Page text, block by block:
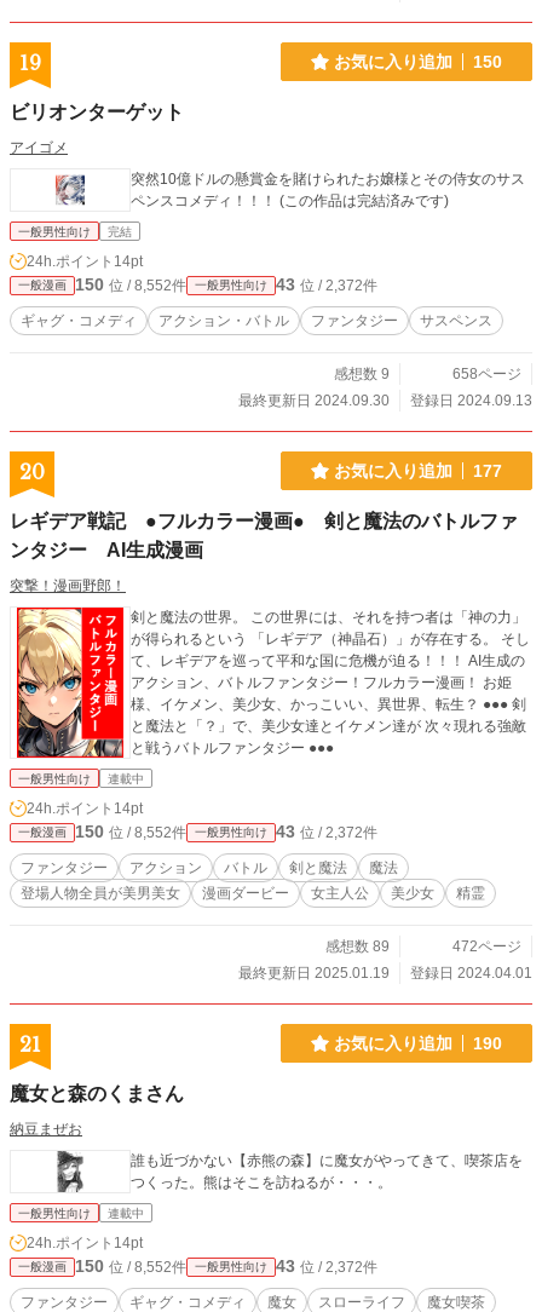
19 お気に入り追加 150
ビリオンターゲット
アイゴメ
突然10億ドルの懸賞金を賭けられたお嬢様とその侍女のサス
ペンスコメディ！！！ (この作品は完結済みです)
一般男性向け 完結
24h.ポイント 14pt
一般漫画 150 位 / 8,552件 一般男性向け 43 位 / 2,372件
ギャグ・コメディ アクション・バトル ファンタジー サスペンス
感想数 9
658ページ
最終更新日 2024.09.30
登録日 2024.09.13
20 お気に入り追加 177
レギデア戦記 ●フルカラー漫画● 剣と魔法のバトルファ
ンタジー AI生成漫画
突撃！漫画野郎！
剣と魔法の世界。 この世界には、それを持つ者は「神の力」
が得られるという 「レギデア（神晶石）」が存在する。 そし
て、レギデアを巡って平和な国に危機が迫る！！！ AI生成の
アクション、バトルファンタジー！フルカラー漫画！ お姫
様、イケメン、美少女、かっこいい、異世界、転生？ ●●● 剣
と魔法と「？」で、美少女達とイケメン達が 次々現れる強敵
と戦うバトルファンタジー ●●●
一般男性向け 連載中
24h.ポイント 14pt
一般漫画 150 位 / 8,552件 一般男性向け 43 位 / 2,372件
ファンタジー アクション バトル 剣と魔法
魔法
登場人物全員が美男美女
漫画ダービー 女主人公 美少女 精霊
感想数 89
472ページ
最終更新日 2025.01.19
登録日 2024.04.01
21 お気に入り追加 190
魔女と森のくまさん
納豆まぜお
誰も近づかない【赤熊の森】に魔女がやってきて、喫茶店を
つくった。熊はそこを訪ねるが・・・。
一般男性向け 連載中
24h.ポイント 14pt
一般漫画 150 位 / 8,552件 一般男性向け 43 位 / 2,372件
ファンタジー ギャグ・コメディ 魔女 スローライフ
魔女喫茶